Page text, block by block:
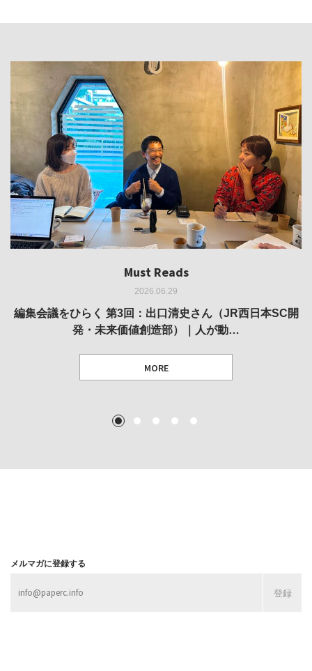
Must Reads
2026.06.29
編集会議をひらく 第3回：出口清史さん（JR西日本SC開
発・未来価値創造部）｜人が動…
MORE
Must Reads
2026.05.14
REVIEW｜果たして美術家・梅津庸一は、「大阪のゆかり
作家」となることができたのか…
Must Reads
2026.03.11
REPORT｜博覧会の残像
MORE
Must Reads
2026.02.25
REVIEW｜菊池聡太朗 個展「余りの風景」
MORE
Must Reads
2025.10.01
REVIEW｜生の存在証明としての線——「ライフライン」
展
1 2 3 4 5
メルマガに登録する